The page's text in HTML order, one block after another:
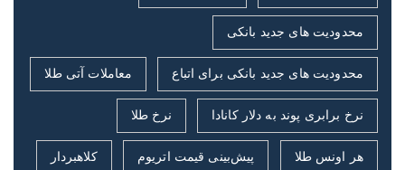
محدودیت های جدید بانکی
محدودیت های جدید بانکی برای اتباع معاملات آتی طلا
نرخ برابری پوند به دلار کانادا نرخ طلا
هر اونس طلا پیش‌بینی قیمت اتریوم کلاهبردار